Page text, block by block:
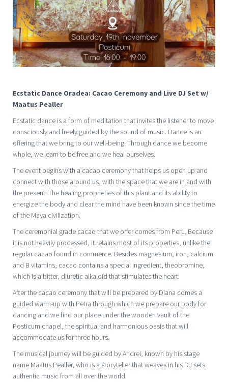
Ecstatic Dance Oradea: Cacao Ceremony and Live DJ Set w/
Maatus Pealler
Ecstatic dance is a form of meditation that invites the listener to move
consciously and freely guided by the sound of music. Dance is an
offering that we bring to our well-being. Through dance we become
whole, we learn to be free and we heal ourselves.
The event begins with a cacao ceremony that helps us open up and
connect with those around us, with the space that we are in and with
the present. The healing proprieties of this plant and its ability to
energize the body and clear the mind have been known since the time
of the Maya civilization.
The ceremonial grade cacao that we offer comes from Peru. Because
it is not heavily processed, it retains most of its properties, unlike the
regular cacao found in commerce. Besides magnesium, iron, calcium
and B vitamins, cacao contains a special ingredient, theobromine,
which is a bitter, diuretic alkaloid that stimulates the heart.
After the cacao ceremony that will be prepared by Diana comes a
guided warm-up with Petra through which we prepare our body for
dancing and we find our place under the wooden vault of the
Posticum chapel, the spiritual and harmonious oasis that will
accommodate us for three hours.
The musical journey will be guided by Andrei, known by his stage
name Maatus Pealler, who is a storyteller that weaves in his DJ sets
authentic music from all over the world.